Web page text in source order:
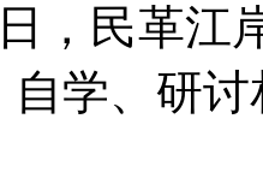
，民革江
自学、研